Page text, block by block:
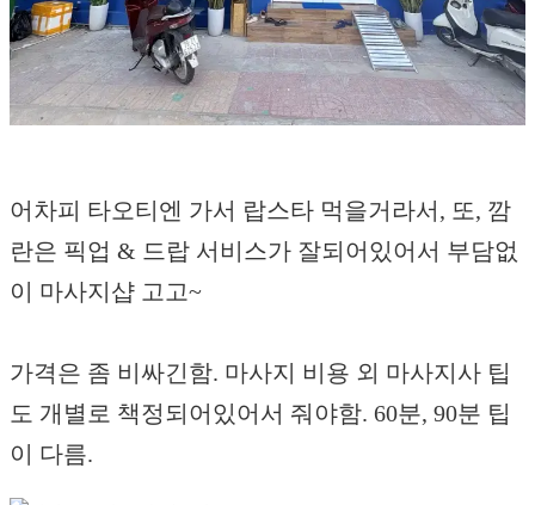
어차피 타오티엔 가서 랍스타 먹을거라서, 또, 깜
란은 픽업 & 드랍 서비스가 잘되어있어서 부담없
이 마사지샵 고고~
가격은 좀 비싸긴함. 마사지 비용 외 마사지사 팁
도 개별로 책정되어있어서 줘야함. 60분, 90분 팁
이 다름.